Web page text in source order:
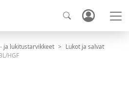
ja lukitustarvikkeet
Lukot ja salvat
HGF